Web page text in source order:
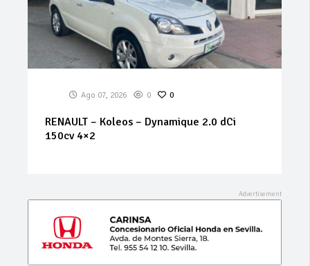
Ago 07, 2026 0 0
RENAULT – Koleos – Dynamique 2.0 dCi
150cv 4×2